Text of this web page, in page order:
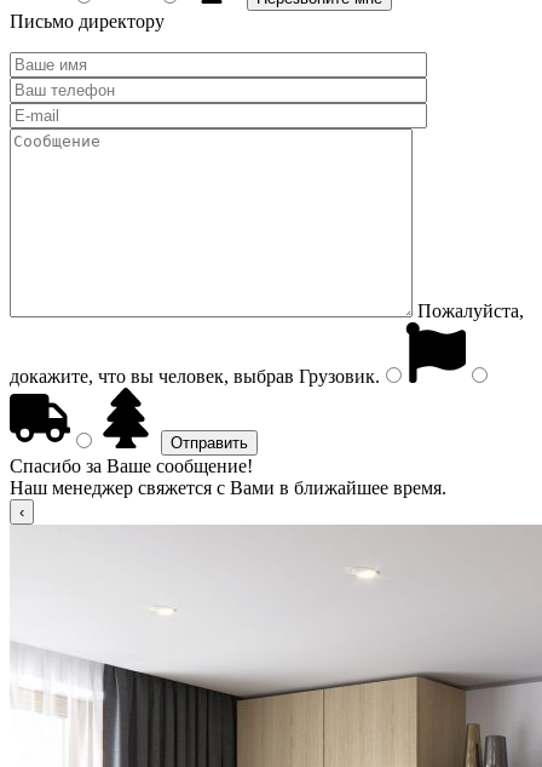
Письмо директору
Пожалуйста,
докажите, что вы человек, выбрав Грузовик.
Спасибо за Ваше сообщение!
Наш менеджер свяжется с Вами в ближайшее время.